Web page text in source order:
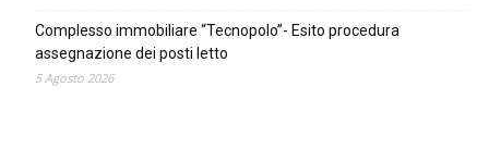
Complesso immobiliare “Tecnopolo”- Esito procedura
assegnazione dei posti letto
5 Agosto 2026